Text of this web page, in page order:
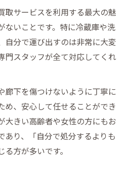
取サービスを利用する最大の魅
ないことです。特に冷蔵庫や洗
自分で運び出すのは非常に大変
門スタッフが全て対応してくれ
廊下を傷つけないように丁寧に
め、安心して任せることができ
大きい高齢者や女性の方にもお
あり、「自分で処分するよりも
方が多いです。